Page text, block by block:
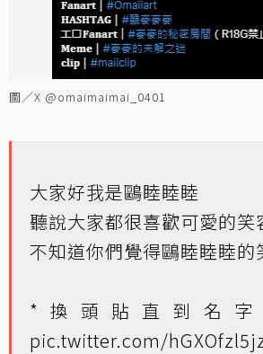
圖／X @omaimaimai_0401
大家好我是鷗睦睦睦
聽說大家都很喜歡可愛的笑
不知道你們覺得鷗睦睦睦的
*換頭貼直到名字
pic.twitter.com/